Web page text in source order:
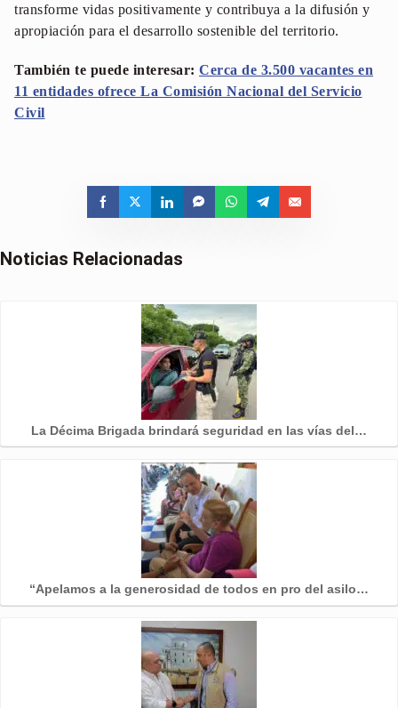
transforme vidas positivamente y contribuya a la difusión y
apropiación para el desarrollo sostenible del territorio.
También te puede interesar: Cerca de 3.500 vacantes en
11 entidades ofrece La Comisión Nacional del Servicio
Civil
Noticias Relacionadas
La Décima Brigada brindará seguridad en las vías del…
“Apelamos a la generosidad de todos en pro del asilo…